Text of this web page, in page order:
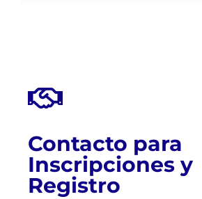
Contacto para
Inscripciones y
Registro